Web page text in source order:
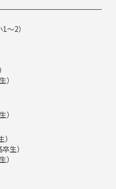
～2）
）
）
生）
）